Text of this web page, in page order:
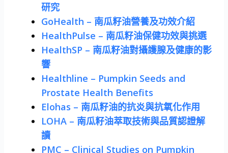
研究
GoHealth – 南瓜籽油營養及功效介紹
HealthPulse – 南瓜籽油保健功效與挑選
HealthSP – 南瓜籽油對攝護腺及健康的影
響
Healthline – Pumpkin Seeds and
Prostate Health Benefits
Elohas – 南瓜籽油的抗炎與抗氧化作用
LOHA – 南瓜籽油萃取技術與品質認證解
讀
PMC – Clinical Studies on Pumpkin